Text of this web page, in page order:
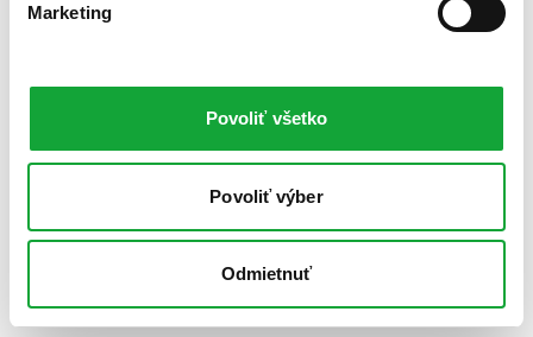
Marketing
Povoliť všetko
Povoliť výber
Odmietnuť